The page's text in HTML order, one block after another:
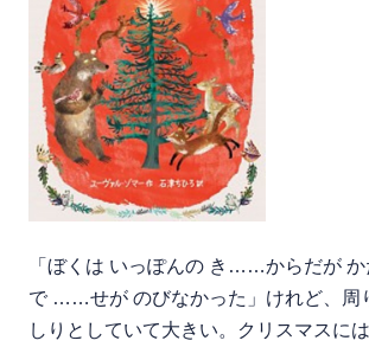
「ぼくは いっぽんの き……からだが
で ……せが のびなかった」けれど、周
しりとしていて大きい。クリスマスに